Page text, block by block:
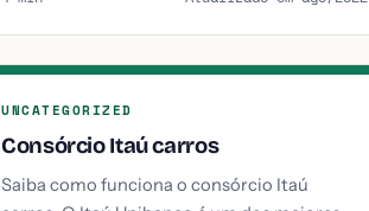
UNCATEGORIZED
Consórcio Itaú carros
Saiba como funciona o consórcio Itaú